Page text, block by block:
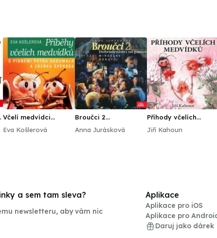
Včelí medvídci
medvídků
Eva Košlerová
Broučci 2
pasece
Anna Jurásková
Příhody včelích
Jiří Kahoun
a sem tam sleva?
newsletteru, aby vám nic
Aplikace
Aplikace pro iOS
Aplikace pro
Daruj jako dárek